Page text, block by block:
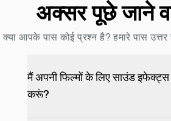
अक्सर पूछे जाने
क्या आपके पास कोई प्रश्न है? हमारे पास
मैं अपनी फिल्मों के लिए साउंड
करूं?